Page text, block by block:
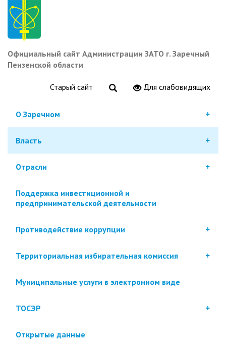
Перейти
основному
содержанию
Официальный сайт Администрации ЗАТО г. Заречный
Пензенской области
Старый сайт Для слабовидящих
О Заречном
Власть
Отрасли
Поддержка инвестиционной и
предпринимательской деятельности
Противодействие коррупции
Территориальная избирательная комиссия
Муниципальные услуги в электронном виде
ТОСЭР
Открытые данные